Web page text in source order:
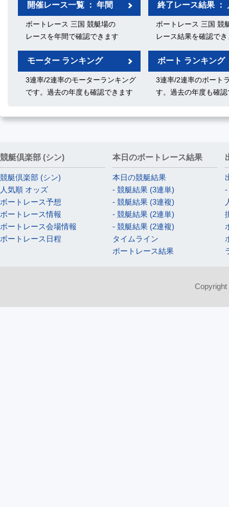
開催レース一覧 ： 年間
ボートレース 三国 競艇場の
レースを年間で確認できます
終了レース結果 ：
ボートレース 三国 競
レース結果を確認で
モーター ランキング
3連率/2連率のモーターランキング
です。過去の年度も確認できます
ボート ランキング
3連率/2連率のボート
す。過去の年度も確
競艇倶楽部 (シン)
競艇倶楽部 (シン)
人気順 オッズ
ボートレース予想
ボートレース情報
ボートレース会場情報
ボートレース日程
本日のボートレース結果
本日の競艇結果
- 競艇結果 (3連単)
- 競艇結果 (3連複)
- 競艇結果 (2連単)
- 競艇結果 (2連複)
タイムライン
ボートレース結果
-